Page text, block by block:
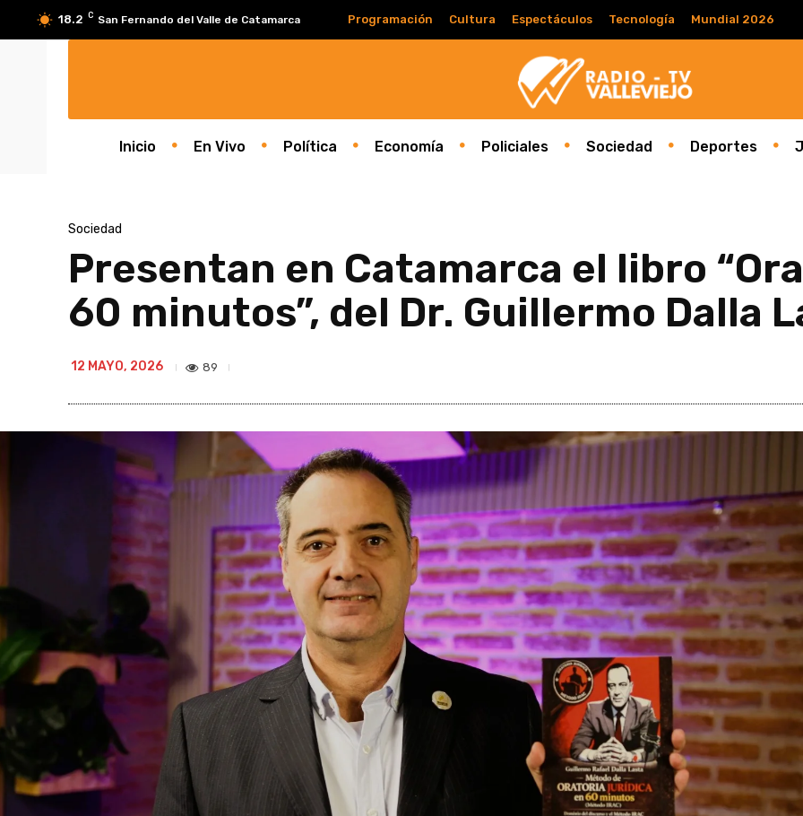
18.2 C San Fernando del Valle de Catamarca Programación Cultura Espectáculos Tecnología Mundial 2026
Inicio En Vivo Política Economía Policiales Sociedad Deportes
Sociedad
Presentan en Catamarca el libro
60 minutos”, del Dr. Guillermo Dalla
12 MAYO, 2026 89